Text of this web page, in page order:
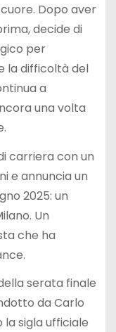
Dopo aver
decide di
per
la difficoltà del
a
una volta
carriera con un
e annuncia un
2025: un
Un
che ha
serata finale
da Carlo
la sigla ufficiale